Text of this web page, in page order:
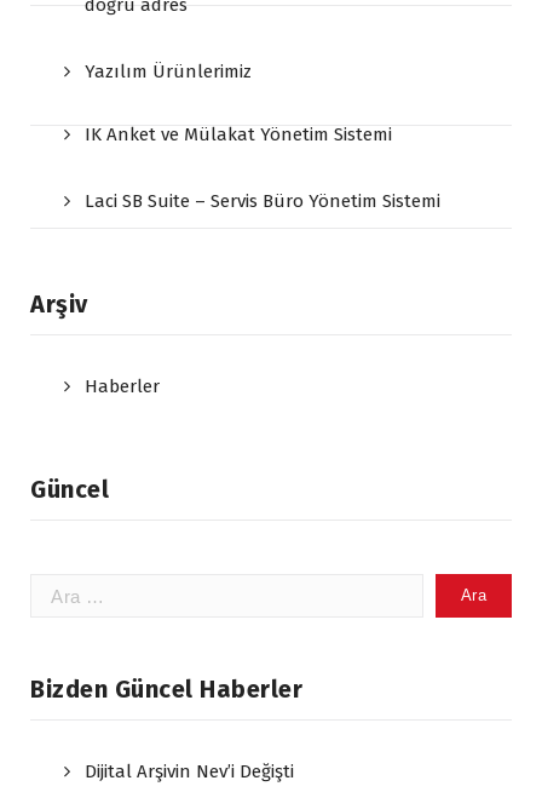
doğru adres
Yazılım Ürünlerimiz
IK Anket ve Mülakat Yönetim Sistemi
Laci SB Suite – Servis Büro Yönetim Sistemi
Arşiv
Haberler
Güncel
Arama:
Bizden Güncel Haberler
Dijital Arşivin Nev’i Değişti